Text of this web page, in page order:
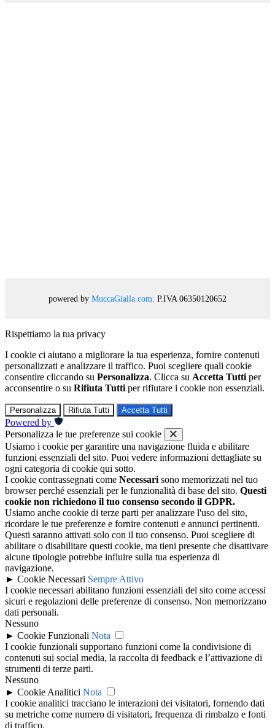
powered by MuccaGialla.com . P.IVA 06350120652
Rispettiamo la tua privacy
I cookie ci aiutano a migliorare la tua esperienza, fornire contenuti
personalizzati e analizzare il traffico. Puoi scegliere quali cookie
consentire cliccando su Personalizza. Clicca su Accetta Tutti per
acconsentire o su Rifiuta Tutti per rifiutare i cookie non essenziali.
Personalizza Rifiuta Tutti Accetta Tutti
Powered by
Personalizza le tue preferenze sui cookie
Usiamo i cookie per garantire una navigazione fluida e abilitare
funzioni essenziali del sito. Puoi vedere informazioni dettagliate su
ogni categoria di cookie qui sotto.
I cookie contrassegnati come Necessari sono memorizzati nel tuo
browser perché essenziali per le funzionalità di base del sito. Questi
cookie non richiedono il tuo consenso secondo il GDPR.
Usiamo anche cookie di terze parti per analizzare l'uso del sito,
ricordare le tue preferenze e fornire contenuti e annunci pertinenti.
Questi saranno attivati solo con il tuo consenso. Puoi scegliere di
abilitare o disabilitare questi cookie, ma tieni presente che disattivare
alcune tipologie potrebbe influire sulla tua esperienza di
navigazione.
► Cookie Necessari Sempre Attivo
I cookie necessari abilitano funzioni essenziali del sito come accessi
sicuri e regolazioni delle preferenze di consenso. Non memorizzano
dati personali.
Nessuno
► Cookie Funzionali Nota
I cookie funzionali supportano funzioni come la condivisione di
contenuti sui social media, la raccolta di feedback e l’attivazione di
strumenti di terze parti.
Nessuno
► Cookie Analitici Nota
I cookie analitici tracciano le interazioni dei visitatori, fornendo dati
su metriche come numero di visitatori, frequenza di rimbalzo e fonti
di traffico.